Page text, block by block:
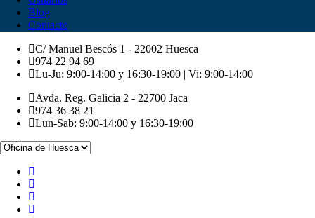
Blog
Contacto
C/ Manuel Bescós 1 - 22002 Huesca
974 22 94 69
Lu-Ju: 9:00-14:00 y 16:30-19:00 | Vi: 9:00-14:00
Avda. Reg. Galicia 2 - 22700 Jaca
974 36 38 21
Lun-Sab: 9:00-14:00 y 16:30-19:00